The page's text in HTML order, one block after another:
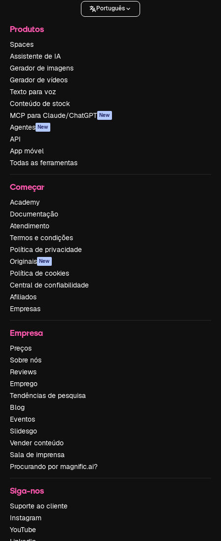
Português
Produtos
Spaces
Assistente de IA
Gerador de imagens
Gerador de vídeos
Texto para voz
Conteúdo de stock
MCP para Claude/ChatGPT New
Agentes New
API
App móvel
Todas as ferramentas
Começar
Academy
Documentação
Atendimento
Termos e condições
Política de privacidade
Originais New
Política de cookies
Central de confiabilidade
Afiliados
Empresas
Empresa
Preços
Sobre nós
Reviews
Emprego
Tendências de pesquisa
Blog
Eventos
Slidesgo
Vender conteúdo
Sala de imprensa
Procurando por magnific.ai?
Siga-nos
Suporte ao cliente
Instagram
YouTube